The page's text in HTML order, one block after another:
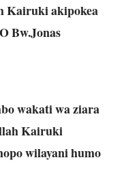
Kairuki akipokea
Bw.Jonas
wakati wa ziara
Kairuki
wilayani humo